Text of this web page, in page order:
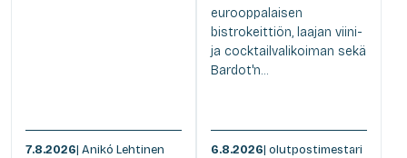
7.8.2026| Anikó Lehtinen
eurooppalaisen
bistrokeittiön, laajan viini-
ja cocktailvalikoiman sekä
Bardot'n...
6.8.2026| olutpostimestari